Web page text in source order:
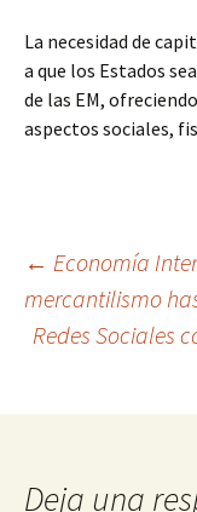
La necesidad de
a que los Estados
de las EM,
aspectos sociales,
de
← Economía
mercantilismo
Redes Sociales
Deja una